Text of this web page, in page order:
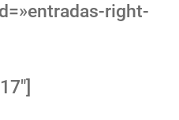
right-